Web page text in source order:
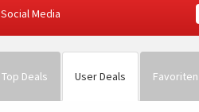
Social Media
Top Deals User Deals Favoriten